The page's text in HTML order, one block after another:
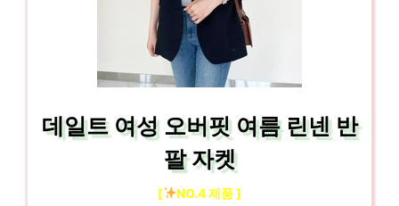
데일트 여성 오버핏 여름 린넨 반
팔 자켓
[ NO.4 제품 ]